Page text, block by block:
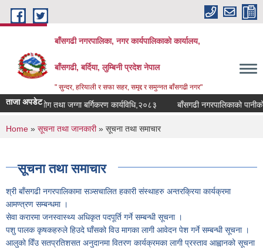
Skip to main content
बाँसगढी नगरपालिका, नगर कार्यपालिकाकाे कार्यालय,
बाँसगढी, बर्दिया, लुम्बिनी प्रदेश नेपाल
" सुन्दर, हरियाली र सफा सहर, समृद्द र समुन्नत बाँसगढी नगर"
ताजा अपडेट
भूउपयोग तथा जग्गा बर्गिकरण कार्यविधि,२०८३ बाँसगढी नगरपालिकाको पानीको
You are here
Home » सूचना तथा जानकारी» सूचना तथा समाचार
सूचना तथा समाचार
श्री बाँसगढी नगरपालिकामा सञ्सचालित हकारी संस्थाहरु अन्तरक्रिया कार्यक्रमा
आमण्त्रण सम्बन्धमा ।
सेवा करारमा जनस्वास्थ्य अधिकृत पदपूर्ति गर्ने सम्बन्धी सूचना ।
पशु पालक कृषकहरुले हिउदे घाँसको विउ मागका लागी आवेदन पेश गर्ने सम्बन्धी सूचना ।
आलुको विँउ सतप्रतिशसत अनुदानमा वितरण कार्यक्रमका लागी प्रस्ताव आह्वानको सूचना